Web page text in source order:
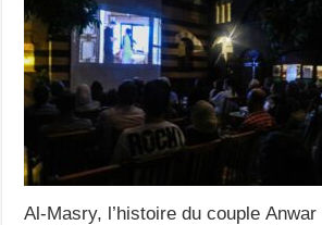
Al-Masry, l’histoire du couple Anwar